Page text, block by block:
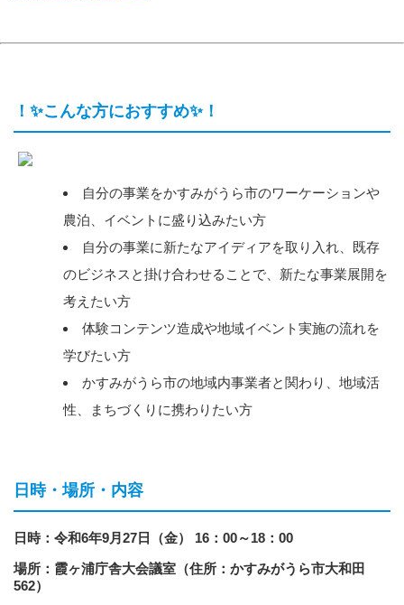
！✨こんな方におすすめ✨！
自分の事業をかすみがうら市のワーケーションや
農泊、イベントに盛り込みたい方
自分の事業に新たなアイディアを取り入れ、既存
のビジネスと掛け合わせることで、新たな事業展開を
考えたい方
体験コンテンツ造成や地域イベント実施の流れを
学びたい方
かすみがうら市の地域内事業者と関わり、地域活
性、まちづくりに携わりたい方
日時・場所・内容
日時：令和6年9月27日（金） 16：00～18：00
場所：霞ヶ浦庁舎大会議室（住所：かすみがうら市大和田
562）